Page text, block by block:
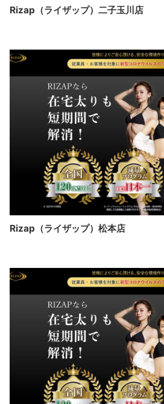
Rizap（ライザップ）二子玉川店
Rizap（ライザップ）松本店